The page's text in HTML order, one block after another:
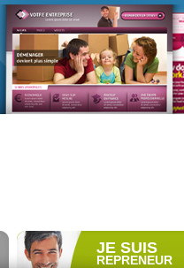
JE SUIS
REPRENEUR